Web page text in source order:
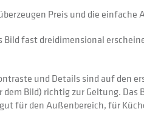
Preis und die einfache
Bild fast dreidimensional
und Details sind auf den
Bild) richtig zur Geltung.
für den Außenbereich, für